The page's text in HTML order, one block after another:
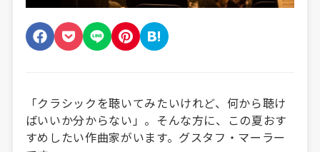
「クラシックを聴いてみたいけれど、何から聴け
ばいいか分からない」。そんな方に、この夏おす
すめしたい作曲家がいます。グスタフ・マーラー